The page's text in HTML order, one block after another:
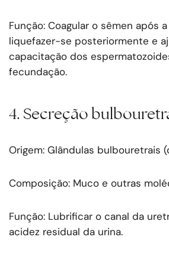
Função: Coagular o sêmen após
liquefazer-se posteriormente e
capacitação dos
fecundação.
4. Secreção
Origem: Glândulas bulbouretrais
Composição: Muco e outras
Função: Lubrificar o canal da
acidez residual da urina.